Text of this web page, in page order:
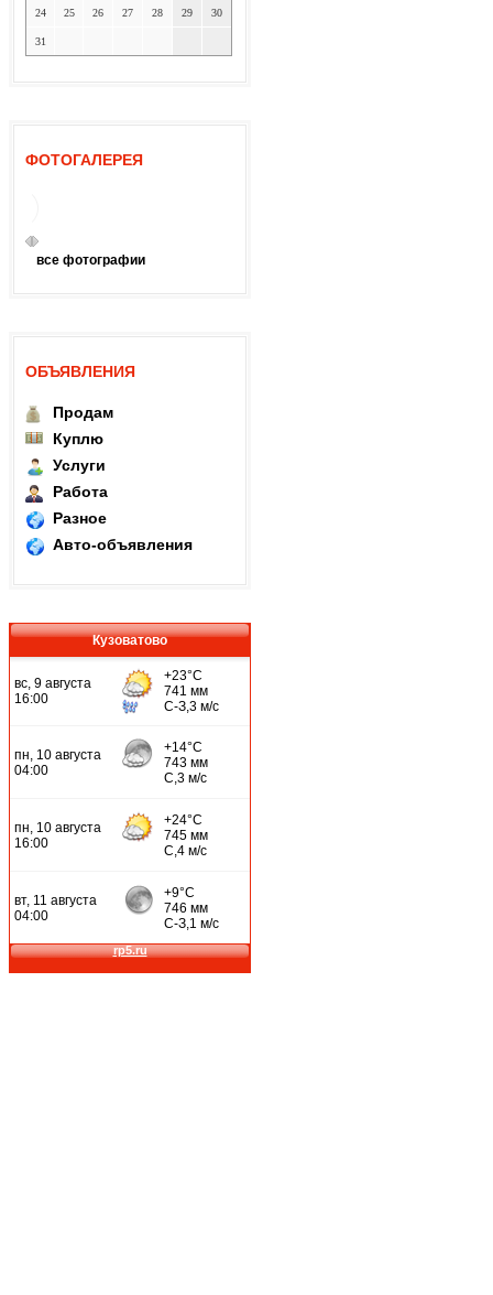
24 25 26 27 28 29 30
31
ФОТОГАЛЕРЕЯ
все фотографии
ОБЪЯВЛЕНИЯ
Продам
Куплю
Услуги
Работа
Разное
Авто-объявления
Кузоватово